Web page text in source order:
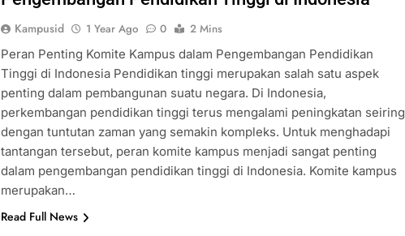
Kampusid 1 Year Ago 0
2 Mins
Peran Penting Komite Kampus dalam Pengembangan Pendidikan
Tinggi di Indonesia Pendidikan tinggi merupakan salah satu aspek
penting dalam pembangunan suatu negara. Di Indonesia,
perkembangan pendidikan tinggi terus mengalami peningkatan seiring
dengan tuntutan zaman yang semakin kompleks. Untuk menghadapi
tantangan tersebut, peran komite kampus menjadi sangat penting
dalam pengembangan pendidikan tinggi di Indonesia. Komite kampus
merupakan…
Read Full News